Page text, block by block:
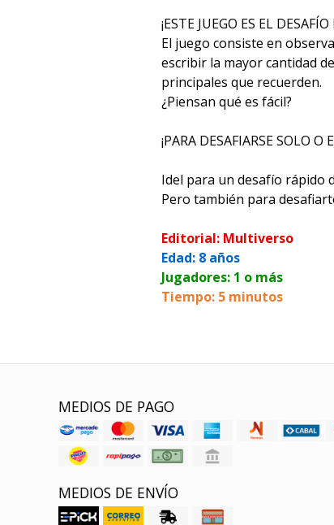
¡ESTE JUEGO ES EL
El juego consiste en
escribir la mayor cantidad
principales que recuerden.
¿Piensan qué es fácil?
¡PARA DESAFIARSE SOLO O
Idel para un desafío rápido
Pero también para
Editorial: Multiverso
Edad: 8 años
Jugadores: 1 o más
Tiempo: 5 minutos
MEDIOS DE PAGO
MEDIOS DE ENVÍO